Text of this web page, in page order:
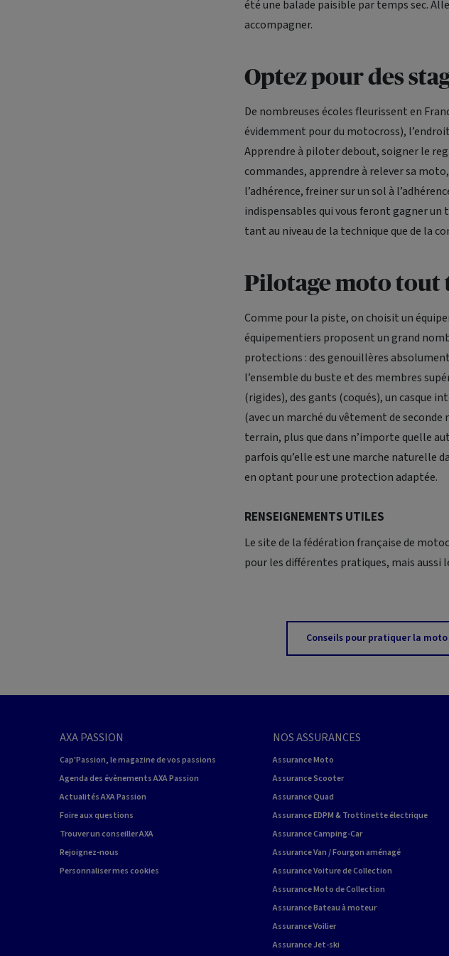
été une balade paisible par temps sec.
accompagner.
Optez pour des
De nombreuses écoles fleurissent en
évidemment pour du motocross),
Apprendre à piloter debout, soigner le
commandes, apprendre à relever sa
l’adhérence, freiner sur un sol à
indispensables qui vous feront gagner
tant au niveau de la technique que de la
Pilotage moto tout
Comme pour la piste, on choisit un
équipementiers proposent un grand
protections : des genouillères
l’ensemble du buste et des membres
(rigides), des gants (coqués), un casque
(avec un marché du vêtement de
terrain, plus que dans n’importe quelle
parfois qu’elle est une marche naturelle
en optant pour une protection adaptée.
RENSEIGNEMENTS UTILES
Le site de la fédération française de
pour les différentes pratiques, mais aussi
Conseils pour pratiquer la
AXA PASSION
Cap'Passion, le magazine de vos passions
Agenda des évènements AXA Passion
Actualités AXA Passion
Foire aux questions
Trouver un conseiller AXA
Rejoignez-nous
Personnaliser mes cookies
NOS ASSURANCES
Assurance Moto
Assurance Scooter
Assurance Quad
Assurance EDPM & Trottinette électrique
Assurance Camping-Car
Assurance Van / Fourgon aménagé
Assurance Voiture de Collection
Assurance Moto de Collection
Assurance Bateau à moteur
Assurance Voilier
Assurance Jet-ski